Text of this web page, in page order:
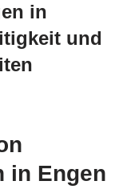
in
und
in Engen